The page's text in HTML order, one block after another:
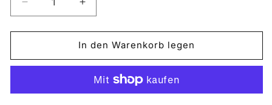
Verringere
die
Menge
YAMAHA
Erhöhe
die
Menge
für
YAMAHA
R1
In den Warenkorb legen